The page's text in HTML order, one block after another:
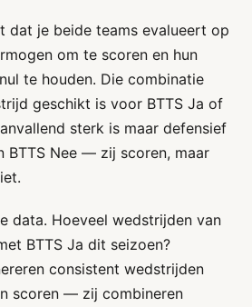
dat je beide teams evalueert op
om te scoren en hun
te houden. Die combinatie
geschikt is voor BTTS Ja of
sterk is maar defensief
BTTS Nee — zij scoren, maar
data. Hoeveel wedstrijden van
BTTS Ja dit seizoen?
consistent wedstrijden
scoren — zij combineren